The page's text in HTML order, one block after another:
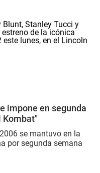
impone en segunda
Kombat"
se mantuvo en la
por segunda semana